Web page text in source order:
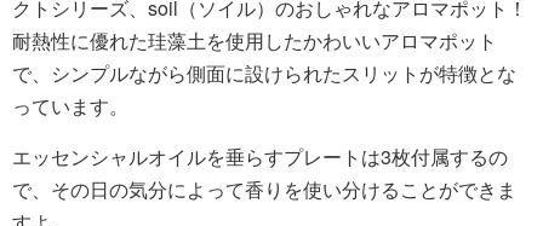
クトシリーズ、soil（ソイル）のおしゃれなアロマポット！
耐熱性に優れた珪藻土を使用したかわいいアロマポット
で、シンプルながら側面に設けられたスリットが特徴とな
っています。
エッセンシャルオイルを垂らすプレートは3枚付属するの
で、その日の気分によって香りを使い分けることができま